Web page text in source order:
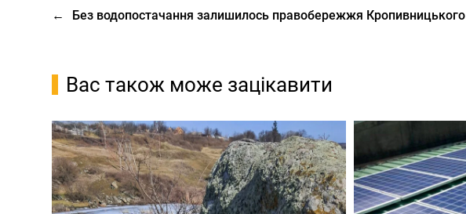
← Без водопостачання залишилось правобережжя Кропивницького
Вас також може зацікавити